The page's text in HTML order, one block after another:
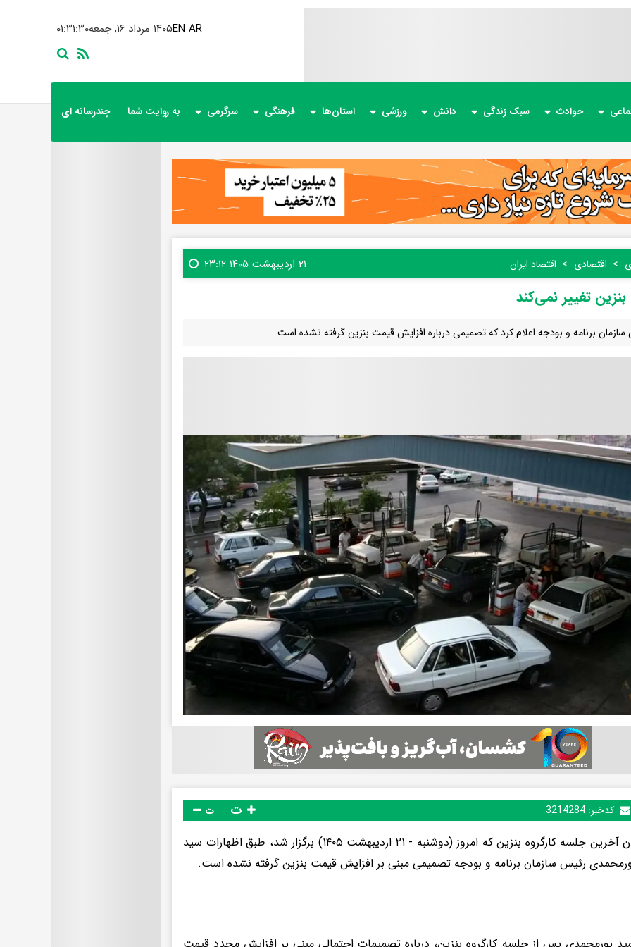
۰۱:۳۱:۳۲ ۱۴۰۵ مرداد ۱۶, جمعهEN AR
حوادث سبک زندگی دانش ورزشی استان‌ها فرهنگی سرگرمی به روایت شما چندرسانه ای
اقتصادی اقتصاد ایران ۲۱ اردیبهشت ۱۴۰۵ ۲۳:۱۲
تغییر نمی‌کند
برنامه و بودجه اعلام کرد که تصمیمی درباره افزایش قیمت بنزین گرفته نشده است.
کدخبر:3214284 ت
در جریان آخرین جلسه کارگروه بنزین که امروز (دوشنبه - ۲۱ اردیبهشت ۱۴۰۵) برگزار شد، طبق اظهارات سید
رئیس سازمان برنامه و بودجه تصمیمی مبنی بر افزایش قیمت بنزین گرفته نشده است.